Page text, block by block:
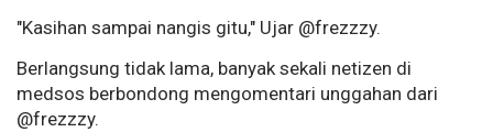
"Kasihan sampai nangis gitu," Ujar @frezzzy.
Berlangsung tidak lama, banyak sekali netizen di
medsos berbondong mengomentari unggahan dari
@frezzzy.